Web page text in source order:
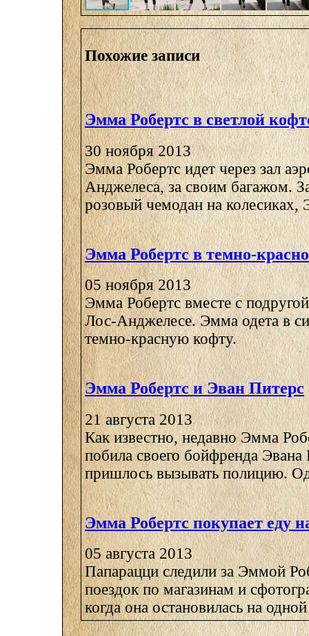
Похожие записи
Эмма Робертс в светлой
30 ноября 2013
Эмма Робертс идет через зал
Анджелеса, за своим багажом.
розовый чемодан на колесиках,
Эмма Робертс в темно-
05 ноября 2013
Эмма Робертс вместе с
Лос-Анджелесе. Эмма одета в
темно-красную кофту.
Эмма Робертс и Эван Питерс
21 августа 2013
Как известно, недавно Эмма
побила своего бойфренда Эвана
пришлось вызывать полицию.
Эмма Робертс покупает еду
05 августа 2013
Папарацци следили за Эммой
поездок по магазинам и
когда она остановилась на